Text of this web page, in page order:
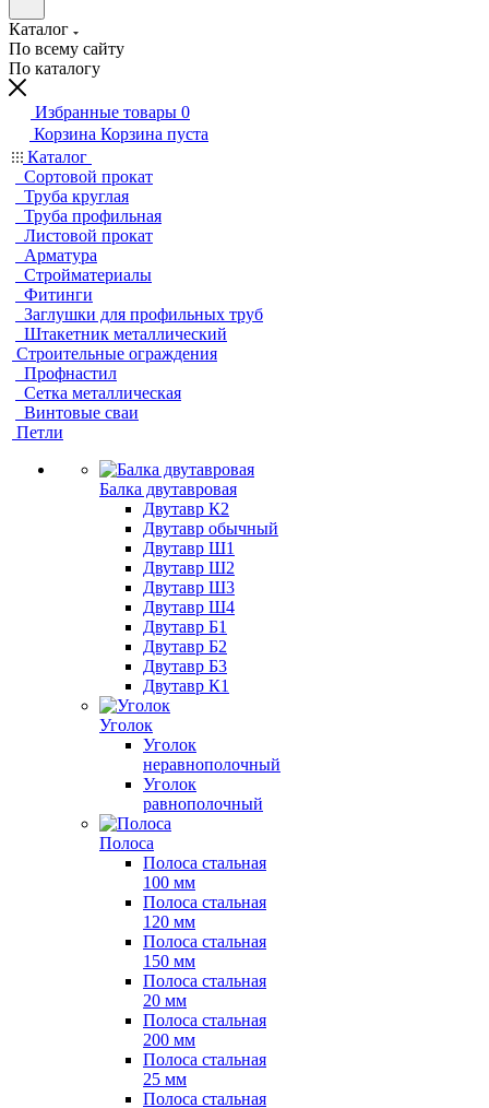
Каталог
По всему сайту
По каталогу
Избранные товары 0
Корзина Корзина пуста
Каталог
Сортовой прокат
Труба круглая
Труба профильная
Листовой прокат
Арматура
Стройматериалы
Фитинги
Заглушки для профильных труб
Штакетник металлический
Строительные ограждения
Профнастил
Сетка металлическая
Винтовые сваи
Петли
Балка двутавровая
Двутавр К2
Двутавр обычный
Двутавр Ш1
Двутавр Ш2
Двутавр Ш3
Двутавр Ш4
Двутавр Б1
Двутавр Б2
Двутавр Б3
Двутавр К1
Уголок
Уголок
неравнополочный
Уголок
равнополочный
Полоса
Полоса стальная
100 мм
Полоса стальная
120 мм
Полоса стальная
150 мм
Полоса стальная
20 мм
Полоса стальная
200 мм
Полоса стальная
25 мм
Полоса стальная